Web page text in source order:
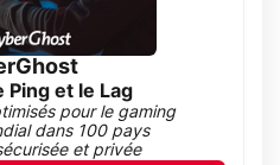
Ping et le Lag
pour le gaming
dans 100 pays
et privée